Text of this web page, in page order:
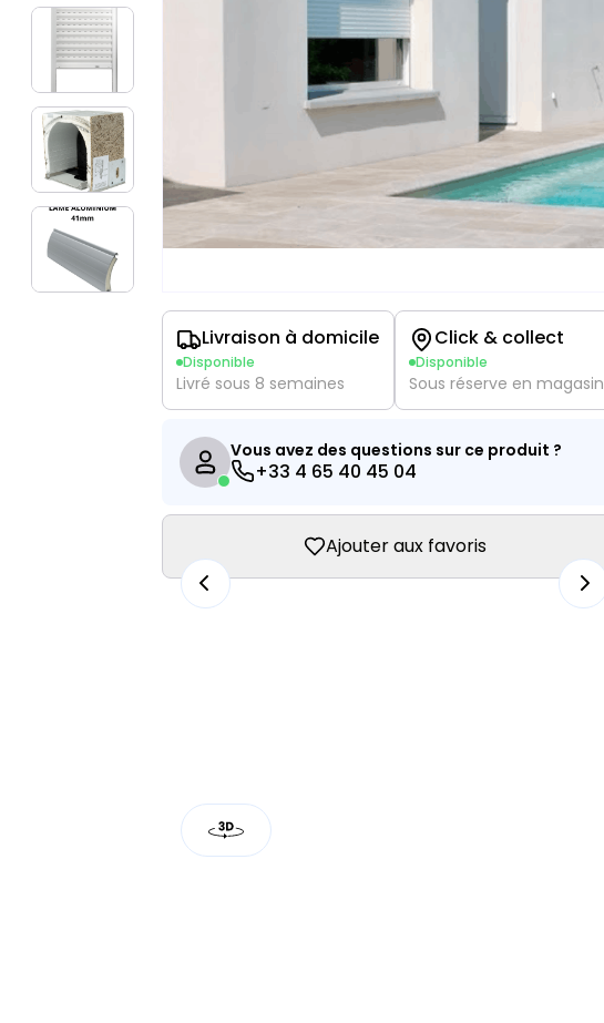
Livraison à domicile
Disponible
Livré sous 8 semaines
Click & collect
Disponible
Sous réserve en magasin
Vous avez des questions sur ce produit ?
+33 4 65 40 45 04
Ajouter aux favoris